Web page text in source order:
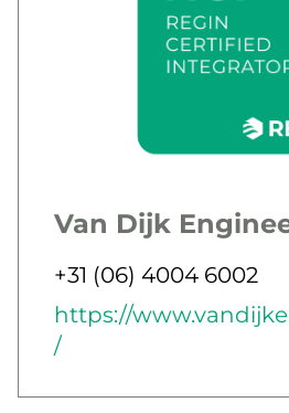
Van Dijk
Jobbar som
Telefon
+31 (06) 4004 6002
E-post
Webb
https://
/